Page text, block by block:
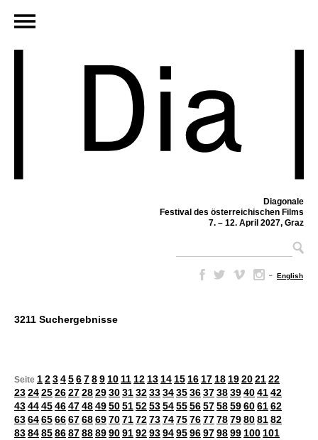
Diagonale
Festival des österreichischen Films
7. – 12. April 2027, Graz
– English
3211 Suchergebnisse
Seite 123456789 10 11 12 13 14 15 16 17 18 19202122
2324252627282930313233343536373839404142
4344454647484950515253545556575859606162
6364656667686970717273747576777879808182
8384858687888990919293949596979899 100 101